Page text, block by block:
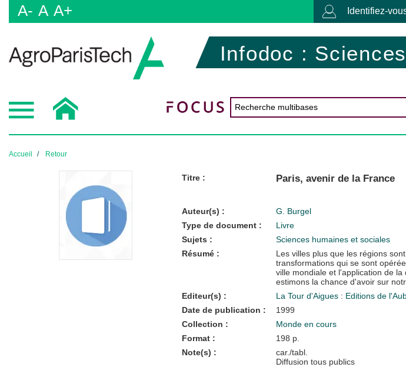
A- A A+ Identifiez-
Infodoc :
Accueil Retour
Titre : Paris, avenir de la France
Auteur(s) :
G. Burgel
Type de document :
Livre
Sujets :
Sciences humaines et sociales
Résumé :
Les villes plus que les régions
transformations qui se sont
ville mondiale et l'application de
estimons la chance d'avoir sur
Editeur(s) :
La Tour d'Aigues : Editions de
Date de publication :
1999
Collection :
Monde en cours
Format :
198 p.
Note(s) :
car./tabl.
Diffusion tous publics